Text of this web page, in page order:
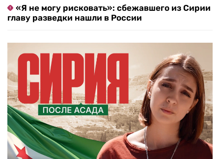
«Я не могу рисковать»: сбежавшего из Сирии
главу разведки нашли в России